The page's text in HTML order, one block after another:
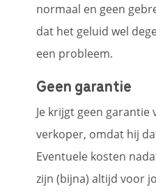
normaal en geen
dat het geluid wel
een probleem.
Geen garantie
Je krijgt geen
verkoper, omdat hij
Eventuele kosten
zijn (bijna) altijd voor